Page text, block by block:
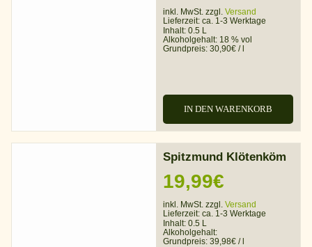
inkl. MwSt. zzgl. Versand
Lieferzeit: ca. 1-3 Werktage
Inhalt: 0.5 L
Alkoholgehalt: 18 % vol
Grundpreis: 30,90€ /l
IN DEN WARENKORB
Spitzmund Klötenköm
19,99€
inkl. MwSt. zzgl. Versand
Lieferzeit: ca. 1-3 Werktage
Inhalt: 0.5 L
Alkoholgehalt:
Grundpreis: 39,98€ /l